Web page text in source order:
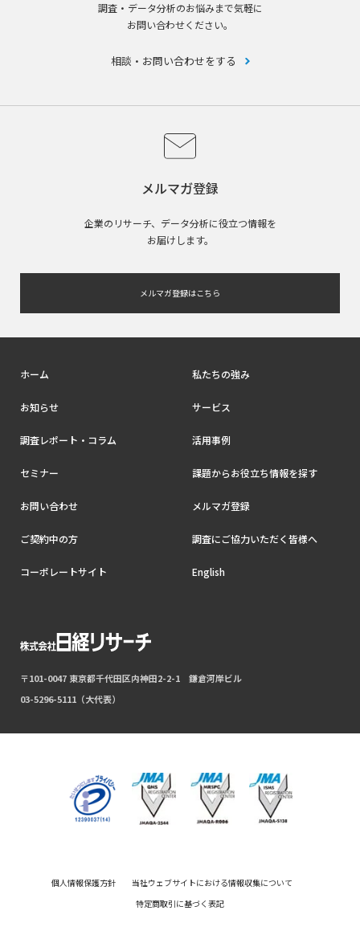
調査・データ分析のお悩みまで気軽に
お問い合わせください。
相談・お問い合わせをする
メルマガ登録
企業のリサーチ、データ分析に役立つ情報を
お届けします。
メルマガ登録はこちら
ホーム 私たちの強み
お知らせ サービス
調査レポート・コラム 活用事例
セミナー 課題からお役立ち情報を探す
お問い合わせ メルマガ登録
ご契約中の方 調査にご協力いただく皆様へ
コーポレートサイト English
〒101-0047 東京都千代田区内神田2-2-1 鎌倉河岸ビル
03-5296-5111（大代表）
個人情報保護方針
当社ウェブサイトにおける情報収集について
特定商取引に基づく表記